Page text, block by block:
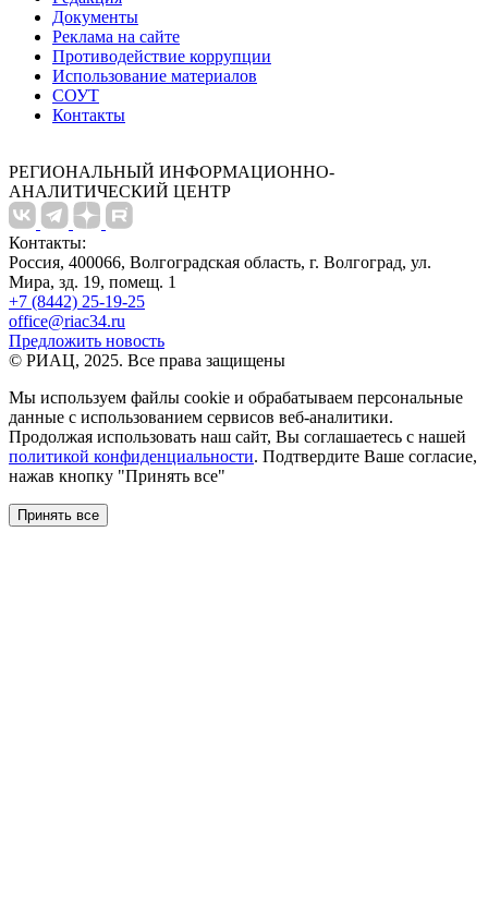
Документы
Реклама на сайте
Противодействие коррупции
Использование материалов
СОУТ
Контакты
РЕГИОНАЛЬНЫЙ ИНФОРМАЦИОННО-
АНАЛИТИЧЕСКИЙ ЦЕНТР
Контакты:
Россия, 400066, Волгоградская область, г. Волгоград, ул.
Мира, зд. 19, помещ. 1
+7 (8442) 25-19-25
office@riac34.ru
Предложить новость
© РИАЦ, 2025. Все права защищены
Мы используем файлы сookie и обрабатываем персональные
данные с использованием сервисов веб-аналитики.
Продолжая использовать наш сайт, Вы соглашаетесь с нашей
политикой конфиденциальности. Подтвердите Ваше согласие,
нажав кнопку "Принять все"
Принять все